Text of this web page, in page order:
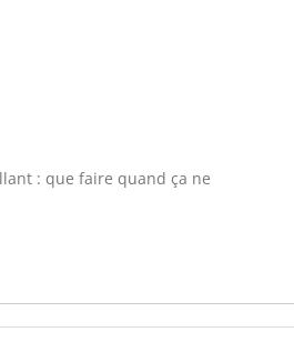
: que faire quand ça ne